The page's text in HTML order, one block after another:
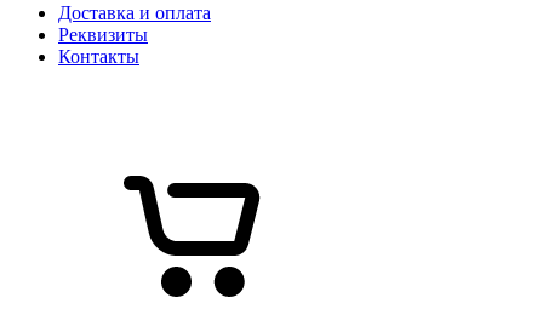
Доставка и оплата
Реквизиты
Контакты